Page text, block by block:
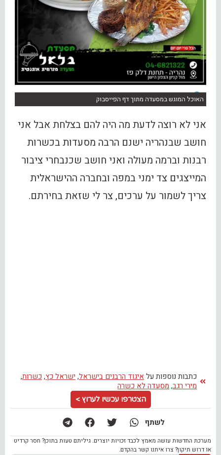
האוכל המוגש במסעדה מתוך דף הפייסבוק
אני לא רוצה לדעת מה היה להם בצלחת אבל אני
חושב שבנהריה ישנם הרבה מסעדות בכשרות
רבנות וברמה מעולה ואני חושב שכנבחרי ציבור
המייצגים צד ימני במפה ובחברה ההישראלית
צריך לשמור על ערכים, צר לי שזאת בחירתם.
כתבות נוספות על איגוד הרבנים בישראל, ישראל כץ, כשרות,
מירי רגב, מסעדה לא כשרה
הצטרפו עכשיו לערוץ >
לשתף
מערכת החדשות עושה מאמץ לכבד זכויות יוצרים. גיליתם טעות בתוכן? חסר קרדיט
או דרוש תיקון? צרו איתנו קשר בהקדם.